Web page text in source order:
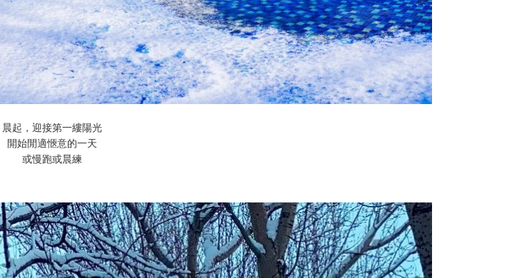
晨起，迎接第一縷陽光
開始閒適愜意的一天
或慢跑或晨練